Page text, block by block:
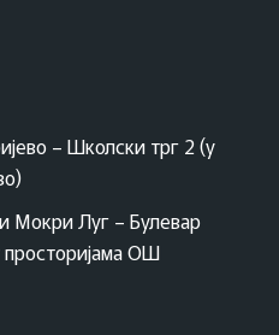
– Школски трг 2 (у
Мокри Луг – Булевар
ОШ